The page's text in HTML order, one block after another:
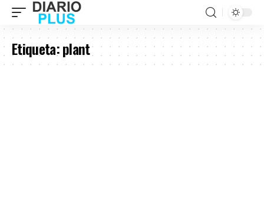
Etiqueta:plant